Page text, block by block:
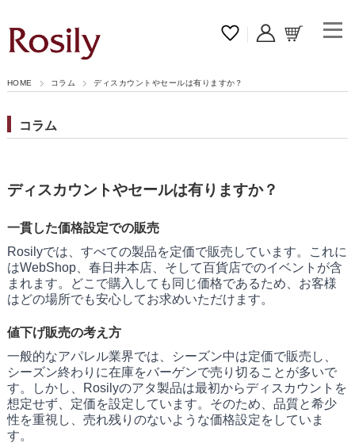
HOME コラム ディスカウントやセールは有りますか？
コラム
ディスカウントやセールは有りますか？
一貫した価格設定での販売
Rosilyでは、すべての製品を定価で販売しています。これに
はWebShop、春日井本店、そして百貨店でのイベントが含
まれます。どこで購入しても同じ価格であるため、お客様
はどの場所でも安心してお求めいただけます。
値下げ販売の考え方
一般的なアパレル業界では、シーズン中は定価で販売し、
シーズン終わりに在庫をバーゲンで売り切ることが多いで
す。しかし、Rosilyのアタ製品は最初からディスカウントを
想定せず、定価を設定しています。そのため、品質と希少
性を重視し、売れ残りのないような価格設定をしていま
す。